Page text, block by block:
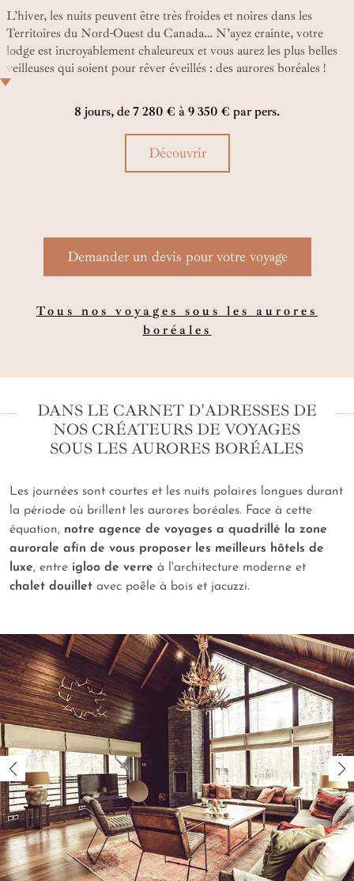
L’hiver, les nuits peuvent être très froides et noires dans les
Territoires du Nord-Ouest du Canada… N’ayez crainte, votre
lodge est incroyablement chaleureux et vous aurez les plus belles
veilleuses qui soient pour rêver éveillés : des aurores boréales !
Joyaux de ce voyage dans le Grand Nord canadien, elles brillent
là presque chaque nuit juste au-dessus de votre chambre, à l’écart
8 jours, de 7 280 € à 9 350 € par pers.
Découvrir
Demander un devis pour votre voyage
Tous nos voyages sous les aurores
boréales
DANS LE CARNET D'ADRESSES DE
NOS CRÉATEURS DE VOYAGES
SOUS LES AURORES BORÉALES
Les journées sont courtes et les nuits polaires longues durant
la période où brillent les aurores boréales. Face à cette
équation, notre agence de voyages a quadrillé la zone
aurorale afin de vous proposer les meilleurs hôtels de
luxe, entre igloo de verre à l'architecture moderne et
chalet douillet avec poêle à bois et jacuzzi.